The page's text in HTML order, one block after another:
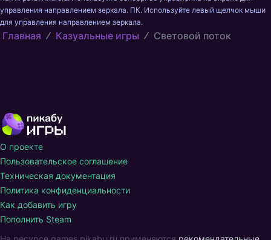
управления направлением зеркала. ПК. Используйте левый щелчок мыши
для управления направлением зеркала.
Главная Казуальные игры Световой поток
О проекте
Пользовательское соглашение
Техническая документация
Политика конфиденциальности
Как добавить игру
Пополнить Steam